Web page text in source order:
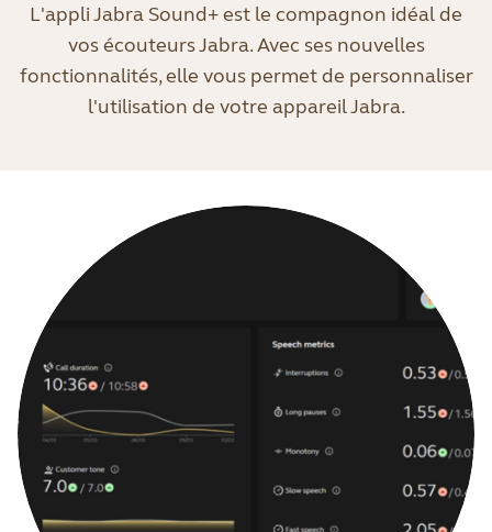
L'appli Jabra Sound+ est le compagnon idéal de
vos écouteurs Jabra. Avec ses nouvelles
fonctionnalités, elle vous permet de personnaliser
l'utilisation de votre appareil Jabra.